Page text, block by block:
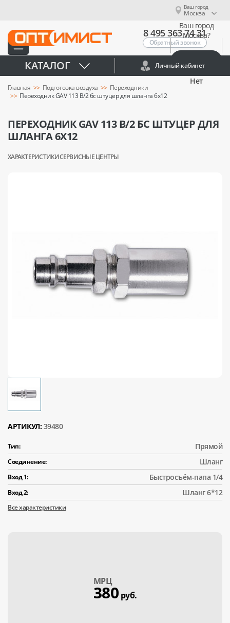
Ваш город
Москва
Ваш город
Москва?
Нет
8 495 363 74 31
Обратный звонок
КАТАЛОГ Личный кабинет
Главная Подготовка воздуха
Переходники
Переходник GAV 113 B/2 бс штуцер для шланга 6x12
ПЕРЕХОДНИК GAV 113 B/2 БС ШТУЦЕР ДЛЯ
ШЛАНГА 6X12
ХАРАКТЕРИСТИКИСЕРВИСНЫЕ ЦЕНТРЫ
АРТИКУЛ: 39480
Тип: Прямой
Соединение: Шланг
Вход 1: Быстросъём-папа 1/4
Вход 2: Шланг 6*12
Все характеристики
МPЦ
380 руб.